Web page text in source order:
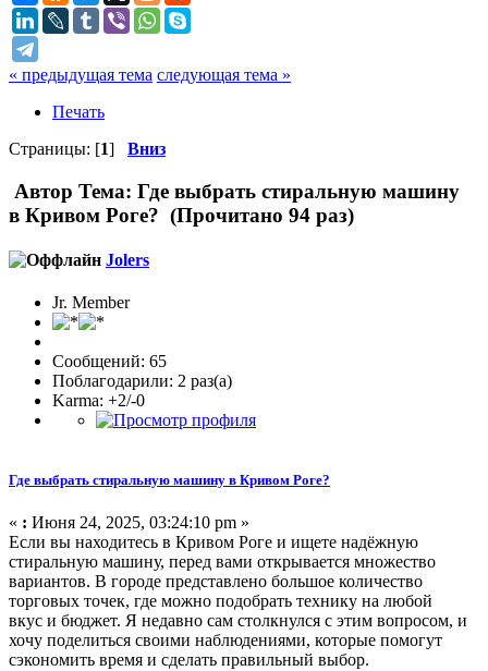
« предыдущая тема следующая тема »
Печать
Страницы: [1] Вниз
Автор Тема: Где выбрать стиральную машину
в Кривом Роге? (Прочитано 94 раз)
Jolers
Jr. Member
Сообщений: 65
Поблагодарили: 2 раз(а)
Karma: +2/-0
Где выбрать стиральную машину в Кривом Роге?
« : Июня 24, 2025, 03:24:10 pm »
Если вы находитесь в Кривом Роге и ищете надёжную
стиральную машину, перед вами открывается множество
вариантов. В городе представлено большое количество
торговых точек, где можно подобрать технику на любой
вкус и бюджет. Я недавно сам столкнулся с этим вопросом, и
хочу поделиться своими наблюдениями, которые помогут
сэкономить время и сделать правильный выбор.